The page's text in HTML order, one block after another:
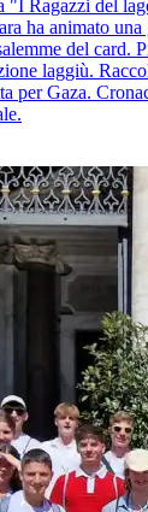
"I Ragazzi del
ha animato
del card.
laggiù.
per Gaza.